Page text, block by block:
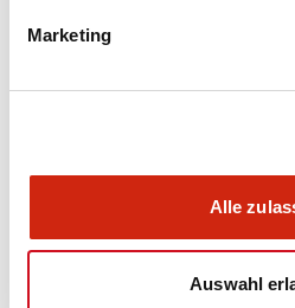
Marketing
Alle
Auswahl
Electrical Specifications
Mechanical Specifications